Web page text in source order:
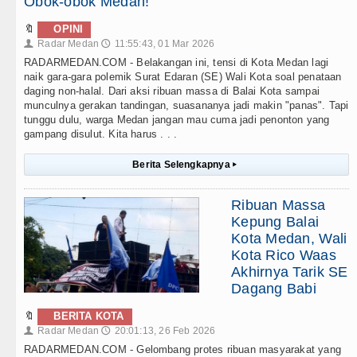
🔖 OPINI
👤 Radar Medan 🕔 11:55:43, 01 Mar 2026
RADARMEDAN.COM - Belakangan ini, tensi di Kota Medan lagi
naik gara-gara polemik Surat Edaran (SE) Wali Kota soal penataan
daging non-halal. Dari aksi ribuan massa di Balai Kota sampai
munculnya gerakan tandingan, suasananya jadi makin "panas". Tapi
tunggu dulu, warga Medan jangan mau cuma jadi penonton yang
gampang disulut. Kita harus . . .
Berita Selengkapnya ▸
Ribuan Massa
Kepung Balai
Kota Medan, Wali
Kota Rico Waas
Akhirnya Tarik SE
Dagang Babi
🔖 BERITA KOTA
👤 Radar Medan 🕔 20:01:13, 26 Feb 2026
RADARMEDAN.COM - Gelombang protes ribuan masyarakat yang